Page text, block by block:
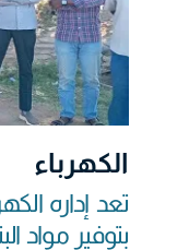
الكهرباء
تعد إداره
بتوفير مواد